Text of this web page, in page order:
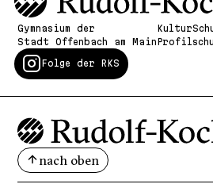
Gymnasium der
Stadt Offenbach am Main
Folge der RKS
nach oben